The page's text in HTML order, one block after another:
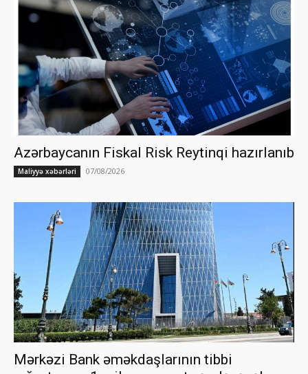
Azərbaycanın Fiskal Risk Reytinqi hazırlanıb
Maliyyə xəbərləri 07/08/2026
Mərkəzi Bank əməkdaşlarının tibbi